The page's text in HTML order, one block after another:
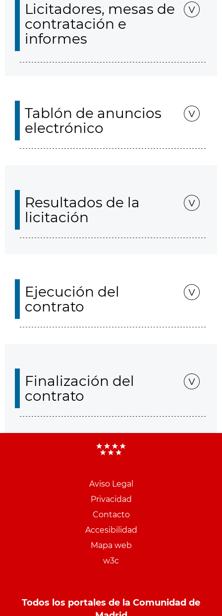
Licitadores, mesas de
contratación e
informes
Tablón de anuncios
electrónico
Resultados de la
licitación
Ejecución del
contrato
Finalización del
contrato
Aviso Legal
Privacidad
Contacto
Accesibilidad
Mapa web
w3c
Todos los portales de la Comunidad de